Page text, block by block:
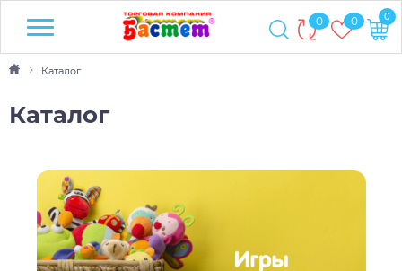
0 0 0
Каталог
Каталог